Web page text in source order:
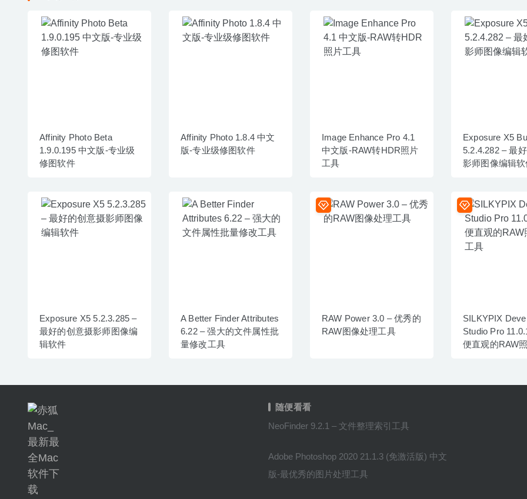
Affinity Photo Beta
1.9.0.195 中文版-专业级
修图软件
Affinity Photo 1.8.4 中文
版-专业级修图软件
Image Enhance Pro 4.1
中文版-RAW转HDR照片
工具
Exposure X5
5.2.4.282 – 最
影师图像编辑
Exposure X5 5.2.3.285 –
最好的创意摄影师图像编
辑软件
A Better Finder Attributes
6.22 – 强大的文件属性批
量修改工具
RAW Power 3.0 – 优秀的
RAW图像处理工具
SILKYPIX
Studio Pro
便直观的RAW
随便看看
NeoFinder 9.2.1 – 文件整理索引工具
Adobe Photoshop 2020 21.1.3 (免激活版) 中文
版-最优秀的图片处理工具